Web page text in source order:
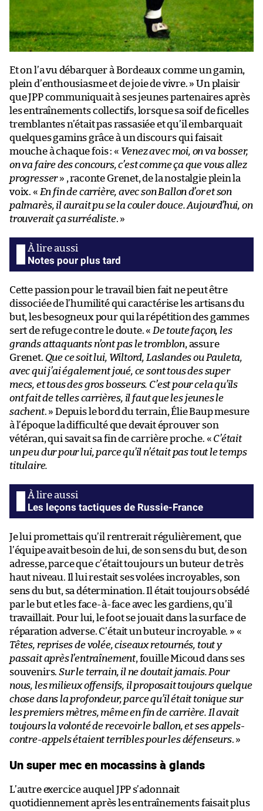
Et on l’a vu débarquer à Bordeaux comme un gamin,
plein d’enthousiasme et de joie de vivre. » Un plaisir
que JPP communiquait à ses jeunes partenaires après
les entraînements collectifs, lorsque sa soif de ficelles
tremblantes n’était pas rassasiée et qu’il embarquait
quelques gamins grâce à un discours qui faisait
mouche à chaque fois : « Venez avec moi, on va bosser,
on va faire des concours, c’est comme ça que vous allez
progresser» , raconte Grenet, de la nostalgie plein la
voix. « En fin de carrière, avec son Ballon d’or et son
palmarès, il aurait pu se la couler douce. Aujourd’hui, on
trouverait ça surréaliste. »
Notes pour plus tard
Cette passion pour le travail bien fait ne peut être
dissociée de l’humilité qui caractérise les artisans du
but, les besogneux pour qui la répétition des gammes
sert de refuge contre le doute. « De toute façon, les
grands attaquants n’ont pas le tromblon, assure
Grenet. Que ce soit lui, Wiltord, Laslandes ou Pauleta,
avec qui j’ai également joué, ce sont tous des super
mecs, et tous des gros bosseurs. C’est pour cela qu’ils
ont fait de telles carrières, il faut que les jeunes le
sachent. » Depuis le bord du terrain, Élie Baup mesure
à l’époque la difficulté que devait éprouver son
vétéran, qui savait sa fin de carrière proche. « C’était
un peu dur pour lui, parce qu’il n’était pas tout le temps
titulaire.
Les leçons tactiques de Russie-France
Je lui promettais qu’il rentrerait régulièrement, que
l’équipe avait besoin de lui, de son sens du but, de son
adresse, parce que c’était toujours un buteur de très
haut niveau. Il lui restait ses volées incroyables, son
sens du but, sa détermination. Il était toujours obsédé
par le but et les face-à-face avec les gardiens, qu’il
travaillait. Pour lui, le foot se jouait dans la surface de
réparation adverse. C’était un buteur incroyable. » «
Têtes, reprises de volée, ciseaux retournés, tout y
passait après l’entraînement, fouille Micoud dans ses
souvenirs.Sur le terrain, il ne doutait jamais. Pour
nous, les milieux offensifs, il proposait toujours quelque
chose dans la profondeur, parce qu’il était tonique sur
les premiers mètres, même en fin de carrière. Il avait
toujours la volonté de recevoir le ballon, et ses appels-
contre-appels étaient terribles pour les défenseurs. »
Un super mec en mocassins à glands
L’autre exercice auquel JPP s’adonnait
quotidiennement après les entraînements faisait plus